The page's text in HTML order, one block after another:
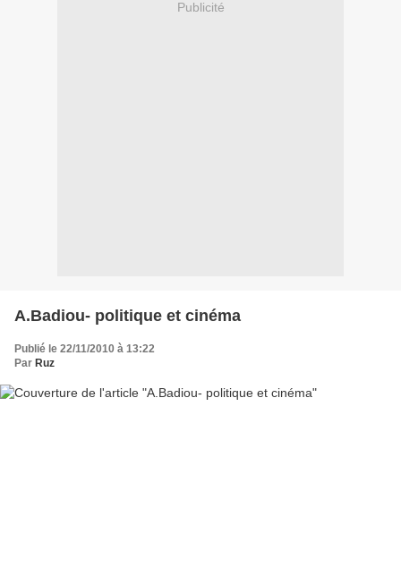
Publicité
A.Badiou- politique et cinéma
Publié le 22/11/2010 à 13:22
Par Ruz